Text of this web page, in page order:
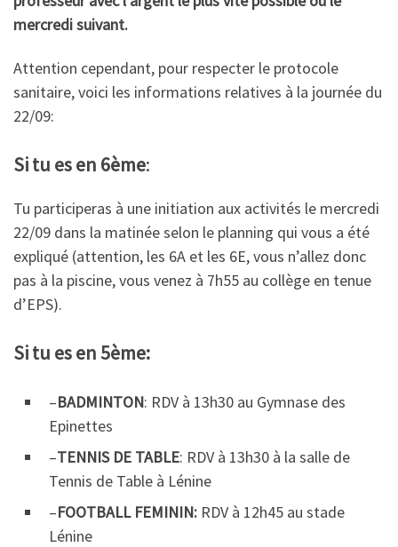
mercredi suivant.
Attention cependant, pour respecter le protocole
sanitaire, voici les informations relatives à la journée du
22/09:
Si tu es en 6ème:
Tu participeras à une initiation aux activités le mercredi
22/09 dans la matinée selon le planning qui vous a été
expliqué (attention, les 6A et les 6E, vous n’allez donc
pas à la piscine, vous venez à 7h55 au collège en tenue
d’EPS).
Si tu es en 5ème:
–BADMINTON: RDV à 13h30 au Gymnase des
Epinettes
–TENNIS DE TABLE: RDV à 13h30 à la salle de
Tennis de Table à Lénine
–FOOTBALL FEMININ: RDV à 12h45 au stade
Lénine